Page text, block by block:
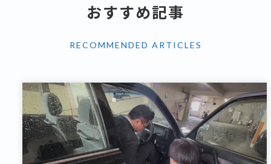
おすすめ記事
RECOMMENDED ARTICLES